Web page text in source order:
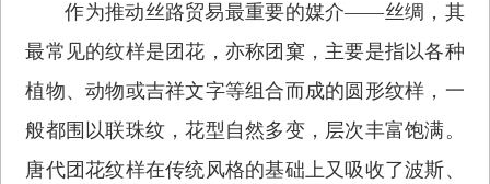
作为推动丝路贸易最重要的媒介——丝绸，其
最常见的纹样是团花，亦称团窠，主要是指以各种
植物、动物或吉祥文字等组合而成的圆形纹样，一
般都围以联珠纹，花型自然多变，层次丰富饱满。
唐代团花纹样在传统风格的基础上又吸收了波斯、